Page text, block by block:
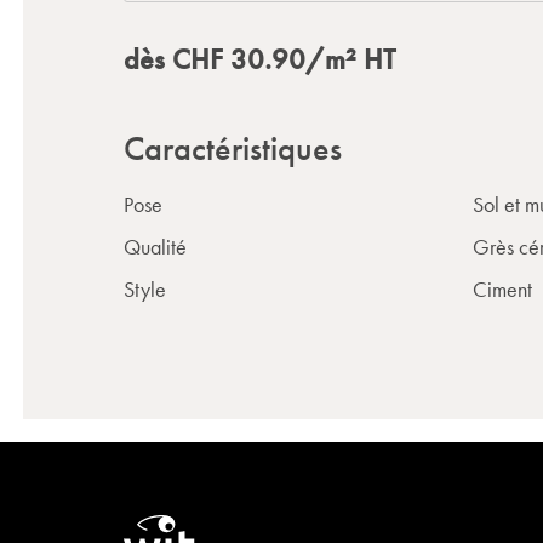
dès CHF 30.90/m² HT
Caractéristiques
Pose
Sol et
Qualité
Grès
Style
Ciment